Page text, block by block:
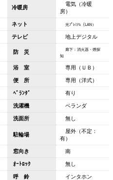
冷暖房
電気（冷暖
房）
ネット 光ﾌﾟﾚﾐｱﾑ（LAN）
テレビ 地上デジタル
防 災
廊下：消火器・煙探
知
浴 室 専用（ＵＢ）
便 所 専用（洋式）
ﾍﾞﾗﾝﾀﾞ 有り
洗濯機 ベランダ
洗面所 無し
駐輪場
屋外（不定：
有）
窓向き 南
ｵｰﾄﾛｯｸ 無し
呼 鈴 インタホン